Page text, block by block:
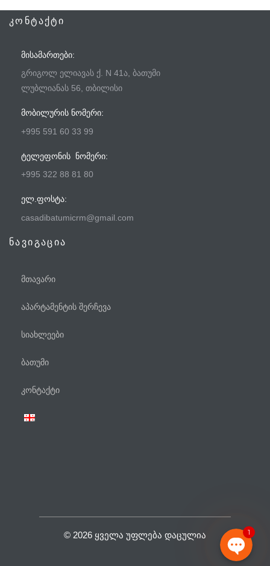
ᲙᲝᲜᲢᲐᲥᲢᲘ
ᲛᲘᲡᲐᲛᲐᲠᲗᲔᲑᲘ:
გრიგოლ ელიავას ქ. N 41ა, ბათუმი
ლუბლიანას 56, თბილისი
ᲛᲝᲑᲘᲚᲣᲠᲘᲡ ᲜᲝᲛᲔᲠᲘ:
+995 591 60 33 99
ᲢᲔᲚᲔᲤᲝᲜᲘᲡ ᲜᲝᲛᲔᲠᲘ:
+995 322 88 81 80
ᲔᲚ.ᲤᲝᲡᲢᲐ:
casadibatumicrm@gmail.com
ნავიგაცია
მთავარი
აპარტამენტის შერჩევა
სიახლეები
ბათუმი
კონტაქტი
© 2026 ᲧᲕᲔᲚᲐ ᲣᲤᲚᲔᲑᲐ ᲓᲐᲪᲣᲚᲘᲐ 1